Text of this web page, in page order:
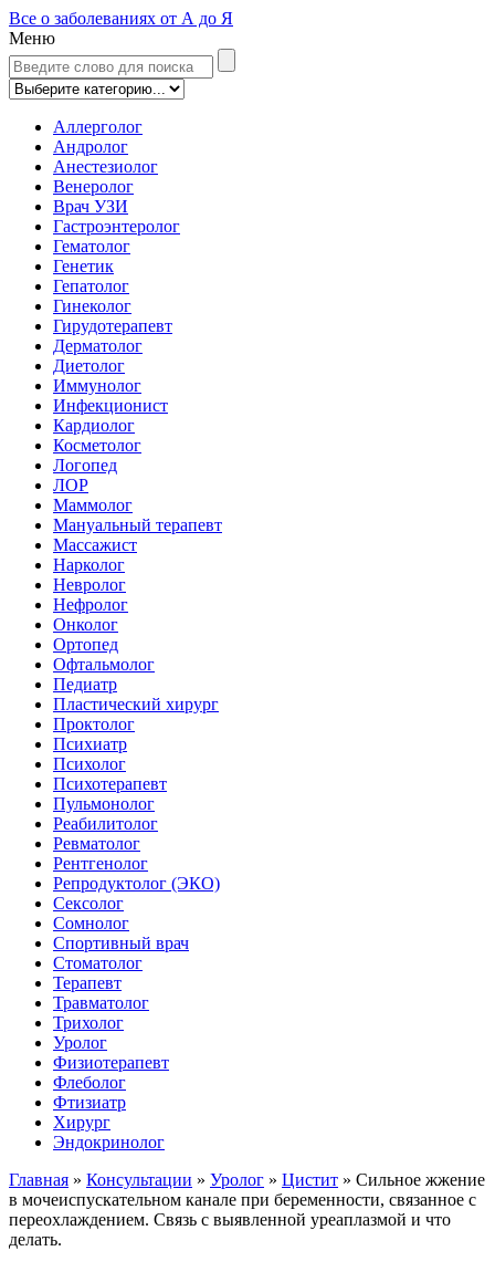
Все о заболеваниях от А до Я
Меню
Аллерголог
Андролог
Анестезиолог
Венеролог
Врач УЗИ
Гастроэнтеролог
Гематолог
Генетик
Гепатолог
Гинеколог
Гирудотерапевт
Дерматолог
Диетолог
Иммунолог
Инфекционист
Кардиолог
Косметолог
Логопед
ЛОР
Маммолог
Мануальный терапевт
Массажист
Нарколог
Невролог
Нефролог
Онколог
Ортопед
Офтальмолог
Педиатр
Пластический хирург
Проктолог
Психиатр
Психолог
Психотерапевт
Пульмонолог
Реабилитолог
Ревматолог
Рентгенолог
Репродуктолог (ЭКО)
Сексолог
Сомнолог
Спортивный врач
Стоматолог
Терапевт
Травматолог
Трихолог
Уролог
Физиотерапевт
Флеболог
Фтизиатр
Хирург
Эндокринолог
Главная » Консультации » Уролог » Цистит » Сильное жжение
в мочеиспускательном канале при беременности, связанное с
переохлаждением. Связь с выявленной уреаплазмой и что
делать.